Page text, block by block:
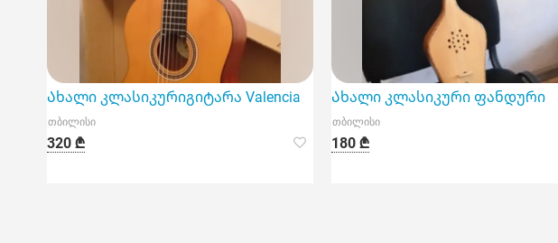
Ახალი კლასიკურიგიტარა Valencia
თბილისი
320 ₾
Ახალი კლასიკური ფანდური
თბილისი
180 ₾